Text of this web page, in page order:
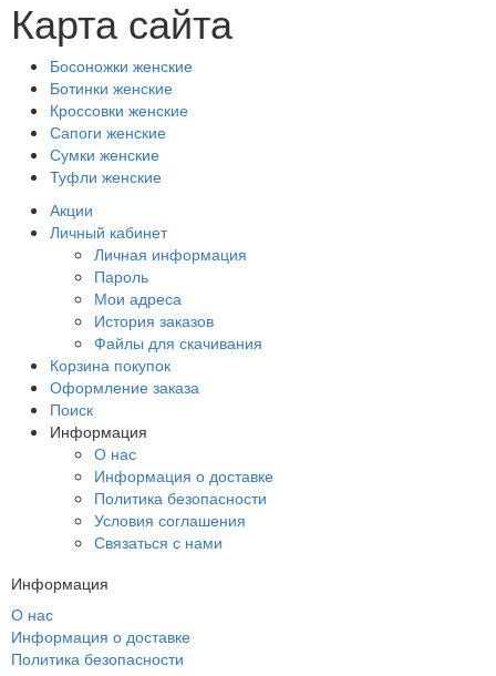
Карта сайта
Босоножки женские
Ботинки женские
Кроссовки женские
Сапоги женские
Сумки женские
Туфли женские
Акции
Личный кабинет
Личная информация
Пароль
Мои адреса
История заказов
Файлы для скачивания
Корзина покупок
Оформление заказа
Поиск
Информация
О нас
Информация о доставке
Политика безопасности
Условия соглашения
Связаться с нами
Информация
О нас
Информация о доставке
Политика безопасности